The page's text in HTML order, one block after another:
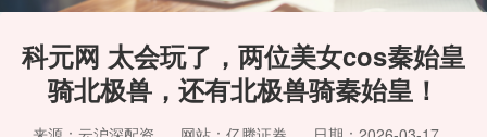
科元网 太会玩了，两位美女cos秦始皇
骑北极兽，还有北极兽骑秦始皇！